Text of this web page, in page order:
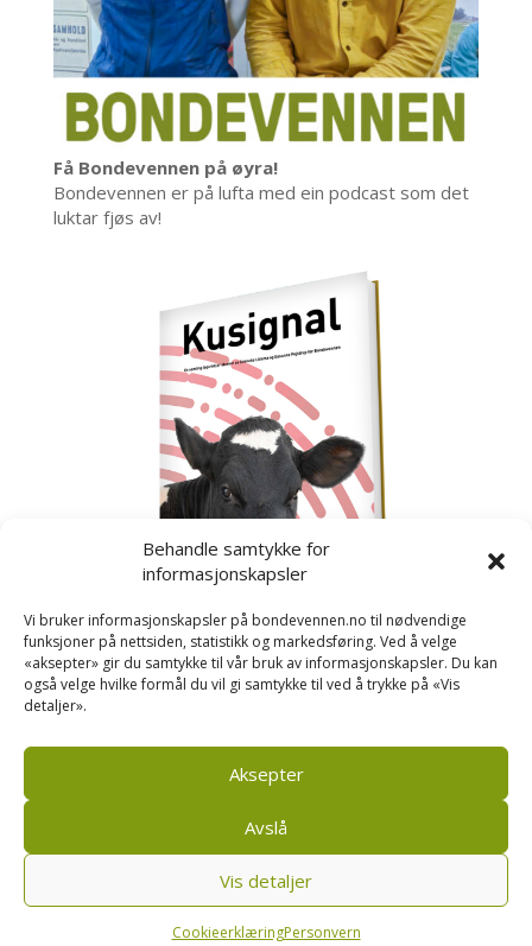
Behandle samtykke for
informasjonskapsler
Vi bruker informasjonskapsler på bondevennen.no til nødvendige
funksjoner på nettsiden, statistikk og markedsføring. Ved å velge
«aksepter» gir du samtykke til vår bruk av informasjonskapsler. Du kan
også velge hvilke formål du vil gi samtykke til ved å trykke på «Vis
detaljer».
Aksepter
Avslå
Vis detaljer
CookieerklæringPersonvern
Få Bondevennen på øyra!
Bondevennen er på lufta med ein podcast som det
luktar fjøs av!
Kusignal
Bondevennen SA, Pb 208, sentrum, 4001 Stavanger
Personvern og cookies regler